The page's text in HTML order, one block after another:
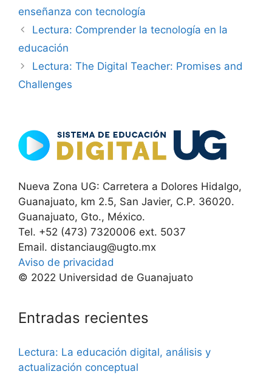
enseñanza con tecnología
Lectura: Comprender la tecnología en la
educación
Lectura: The Digital Teacher: Promises and
Challenges
Nueva Zona UG: Carretera a Dolores Hidalgo,
Guanajuato, km 2.5, San Javier, C.P. 36020.
Guanajuato, Gto., México.
Tel. +52 (473) 7320006 ext. 5037
Email. distanciaug@ugto.mx
Aviso de privacidad
© 2022 Universidad de Guanajuato
Entradas recientes
Lectura: La educación digital, análisis y
actualización conceptual